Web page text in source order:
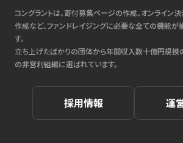
コングラントは、寄付募集ページの作成、オンライン
作成など、ファンドレイジングに必要な全ての機能が
す。
立ち上げたばかりの団体から年間収入数十億円規模
の非営利組織に選ばれています。
採用情報 運